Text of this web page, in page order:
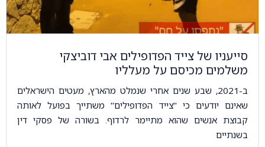
סייעניו של צייד הפדופילים אבי דוביצקי
משלמים מכיסם על מעלליו
ב-2021, שבע שנים אחרי שנמלט מהארץ, מעטים הישראלים
שאינם יודעים כי "צייד הפדופילים" משתייך בפועל לאותה
קבוצת אנשים שהוא מתיימר לרדוף. בשורה של פסקי דין
בשנתיים